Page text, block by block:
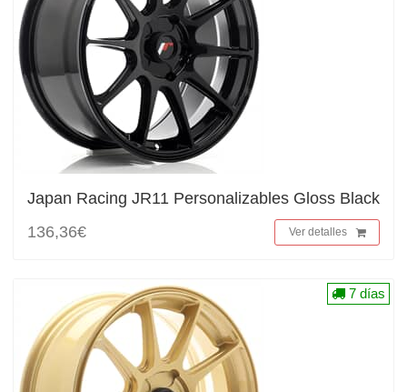
Japan Racing JR11 Personalizables Gloss Black
136,36€
Ver detalles
7 días